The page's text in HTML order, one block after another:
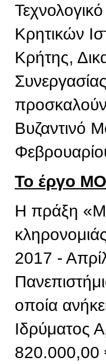
Κρητικών
Κρήτης,
Βυζαντινό
Το έργο
Η πράξη
2017 -
οποία
Ιδρύματος
820.000,00